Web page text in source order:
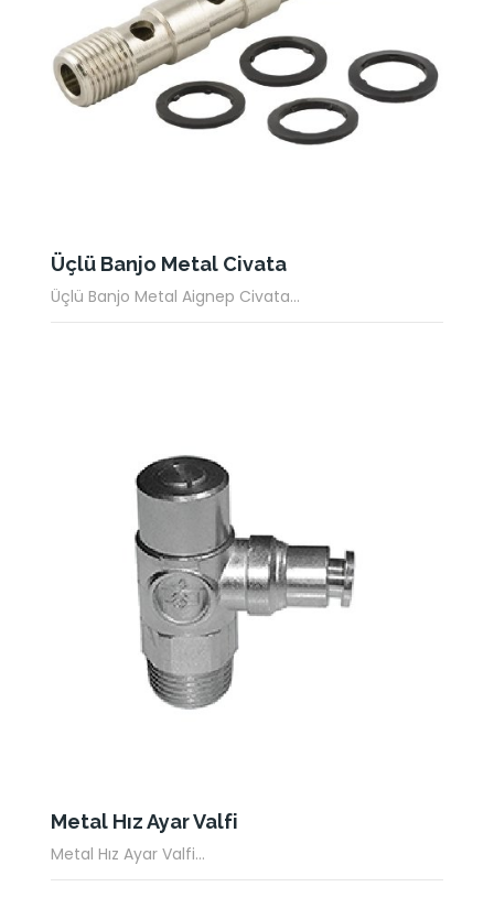
Üçlü Banjo Metal Civata
Üçlü Banjo Metal Aignep Civata...
Metal Hız Ayar Valfi
Metal Hız Ayar Valfi...